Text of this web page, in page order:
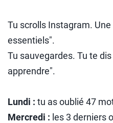
Tu scrolls Instagram.
essentiels".
Tu sauvegardes. Tu te
apprendre".
Lundi : tu as oublié 47
Mercredi : les 3 derniers